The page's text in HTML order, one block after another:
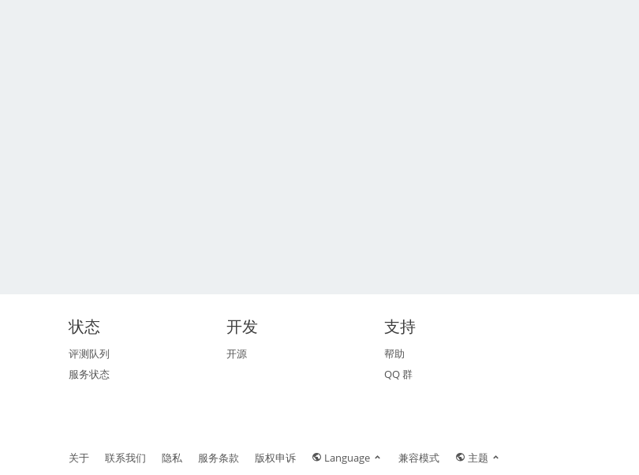
状态
评测队列
服务状态
开发
开源
支持
帮助
QQ 群
关于 联系我们 隐私 服务条款 版权申诉 Language 兼容模式 主题